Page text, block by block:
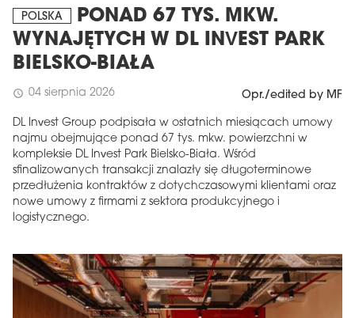
POLSKA
PONAD 67 TYS. MKW.
WYNAJĘTYCH W DL INVEST PARK
BIELSKO-BIAŁA
schedule 04 sierpnia 2026 Opr./edited by MF
DL Invest Group podpisała w ostatnich miesiącach umowy
najmu obejmujące ponad 67 tys. mkw. powierzchni w
kompleksie DL Invest Park Bielsko-Biała. Wśród
sfinalizowanych transakcji znalazły się długoterminowe
przedłużenia kontraktów z dotychczasowymi klientami oraz
nowe umowy z firmami z sektora produkcyjnego i
logistycznego.